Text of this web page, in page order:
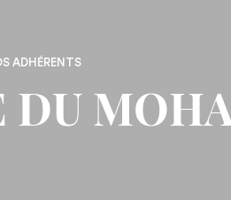
ADHÉRENTS
DU